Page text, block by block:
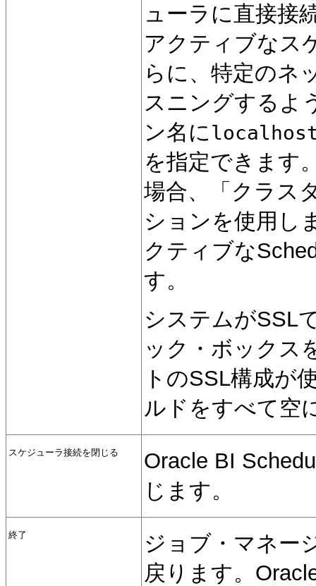
ューラに直接接
アクティブなス
らに、特定のネ
スニングするよ
ン名に
を指定できます
場合、「クラス
ションを使用し
クティブな
す。
システムがSSL
ック・ボックス
トのSSL構成が
ルドをすべて空
スケジューラ接続を閉じる
Oracle BI
じます。
終了 ジョブ・ マネー
戻ります。